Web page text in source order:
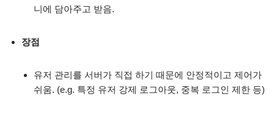
니에 담아주고 받음.
장점
유저 관리를 서버가 직접 하기 때문에 안정적이고 제어가
쉬움. (e.g. 특정 유저 강제 로그아웃, 중복 로그인 제한 등)